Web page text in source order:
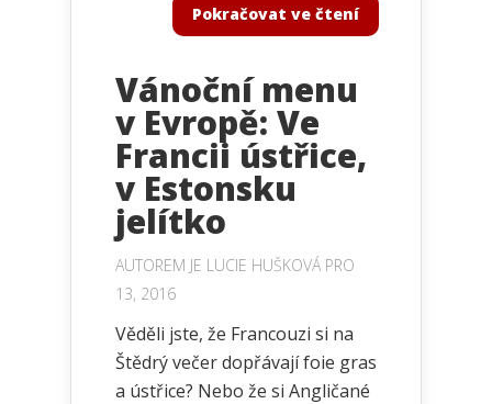
Pokračovat ve čtení
Vánoční menu
v Evropě: Ve
Francii ústřice,
v Estonsku
jelítko
AUTOREM JE LUCIE HUŠKOVÁPRO
13, 2016
Věděli jste, že Francouzi si na
Štědrý večer dopřávají foie gras
a ústřice? Nebo že si Angličané